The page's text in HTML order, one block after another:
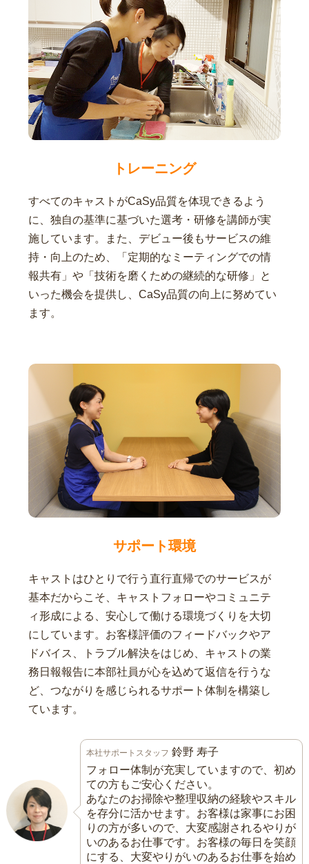
トレーニング
すべてのキャストがCaSy品質を体現できるよう
に、独自の基準に基づいた選考・研修を講師が実
施しています。また、デビュー後もサービスの維
持・向上のため、「定期的なミーティングでの情
報共有」や「技術を磨くための継続的な研修」と
いった機会を提供し、CaSy品質の向上に努めてい
ます。
サポート環境
キャストはひとりで行う直行直帰でのサービスが
基本だからこそ、キャストフォローやコミュニテ
ィ形成による、安心して働ける環境づくりを大切
にしています。お客様評価のフィードバックやア
ドバイス、トラブル解決をはじめ、キャストの業
務日報報告に本部社員が心を込めて返信を行うな
ど、つながりを感じられるサポート体制を構築し
ています。
本社サポートスタッフ 鈴野 寿子
フォロー体制が充実していますので、初め
ての方もご安心ください。
あなたのお掃除や整理収納の経験やスキル
を存分に活かせます。お客様は家事にお困
りの方が多いので、大変感謝されるやりが
いのあるお仕事です。お客様の毎日を笑顔
にする、大変やりがいのあるお仕事を始め